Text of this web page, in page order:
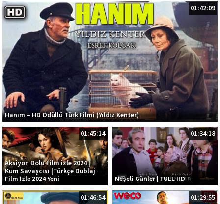
01:42:09
Hanım – HD Ödüllü Türk Filmi (Yıldız Kenter)
01:45:14
Aksiyon Dolu Film izle 2024 |
Kum Savaşcısı |Türkçe Dublaj
Film İzle 2024 Yeni
01:34:18
Neşeli Günler | FULL HD
01:46:54
01:29:55